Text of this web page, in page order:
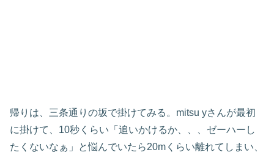
帰りは、三条通りの坂で掛けてみる。mitsu yさんが最初
に掛けて、10秒くらい「追いかけるか、、、ゼーハーし
たくないなぁ」と悩んでいたら20mくらい離れてしまい、